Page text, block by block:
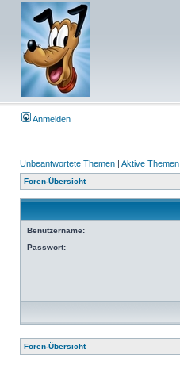
Anmelden
Unbeantwortete Themen | Aktive Themen
Foren-Übersicht
Benutzername:
Passwort:
Foren-Übersicht